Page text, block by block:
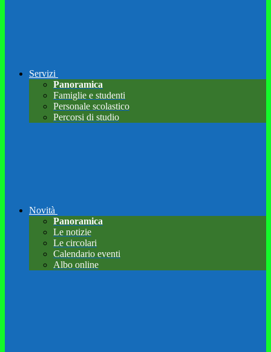
Servizi
Panoramica
Famiglie e studenti
Personale scolastico
Percorsi di studio
Novità
Panoramica
Le notizie
Le circolari
Calendario eventi
Albo online